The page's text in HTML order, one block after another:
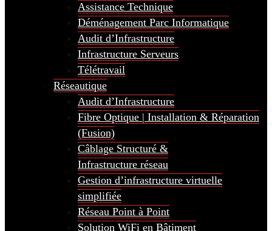
Assistance Technique
Déménagement Parc Informatique
Audit d’Infrastructure
Infrastructure Serveurs
Télétravail
Réseautique
Audit d’Infrastructure
Fibre Optique | Installation & Réparation
(Fusion)
Câblage Structuré &
Infrastructure réseau
Gestion d’infrastructure virtuelle
simplifiée
Réseau Point à Point
Solution WiFi en Bâtiment